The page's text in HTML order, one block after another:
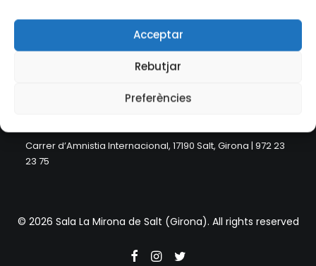
Acceptar
Rebutjar
Preferències
Carrer d’Amnistia Internacional, 17190 Salt, Girona | 972 23
23 75
© 2026 Sala La Mirona de Salt (Girona). All rights reserved